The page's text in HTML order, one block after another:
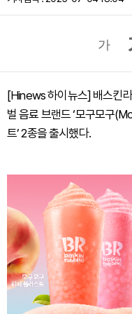
가
[Hinews 하이뉴스] 배스킨
벌 음료 브랜드 ‘모구모구
트’ 2종을 출시했다.